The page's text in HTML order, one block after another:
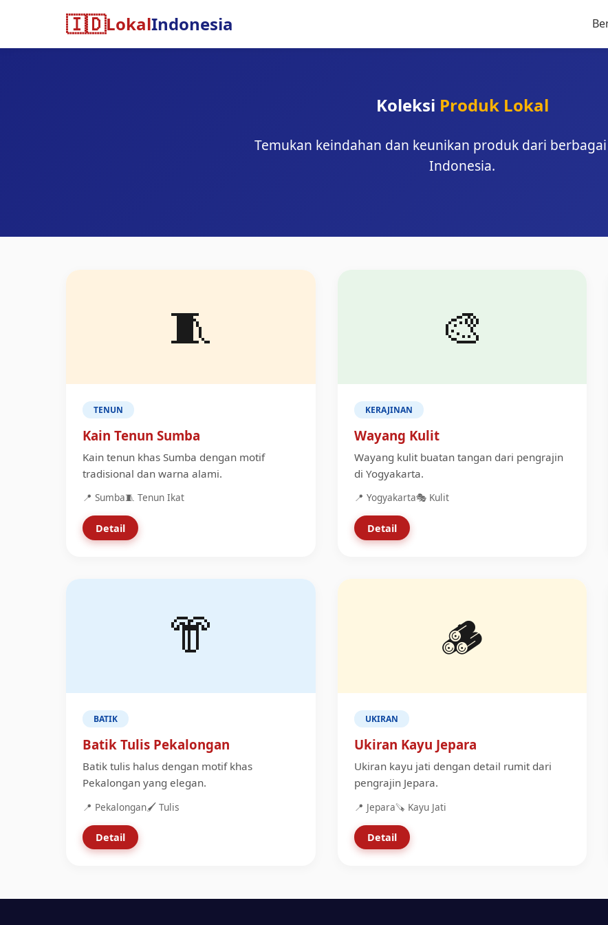
🇮🇩LokalIndonesia
Koleksi Produk Lokal
Temukan keindahan dan keunikan produk dari
Indonesia.
🧵
TENUN
Kain Tenun Sumba
Kain tenun khas Sumba dengan motif
tradisional dan warna alami.
📍 Sumba🧵 Tenun Ikat
Detail
🎨
KERAJINAN
Wayang Kulit
Wayang kulit buatan tangan dari pengrajin
di Yogyakarta.
📍 Yogyakarta🎭 Kulit
Detail
👘
BATIK
Batik Tulis Pekalongan
Batik tulis halus dengan motif khas
Pekalongan yang elegan.
📍 Pekalongan🖌️ Tulis
Detail
🪵
UKIRAN
Ukiran Kayu Jepara
Ukiran kayu jati dengan detail rumit dari
pengrajin Jepara.
📍 Jepara🪚 Kayu Jati
Detail